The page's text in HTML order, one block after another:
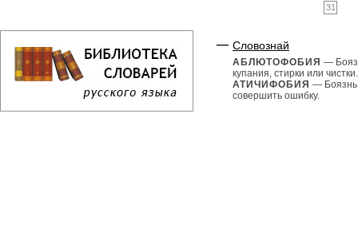
31
Словознай
АБЛЮТОФОБИЯ —
купания, стирки или чистки.
АТИЧИФОБИЯ — Боязнь
совершить ошибку.